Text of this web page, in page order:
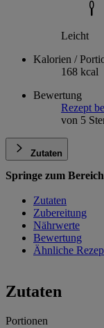
Leicht
Kalorien /
168 kcal
Bewertung
Rezept
von 5
Zutaten
Springe zum Bereich
Zutaten
Zubereitung
Nährwerte
Bewertung
Ähnliche
Zutaten
Portionen